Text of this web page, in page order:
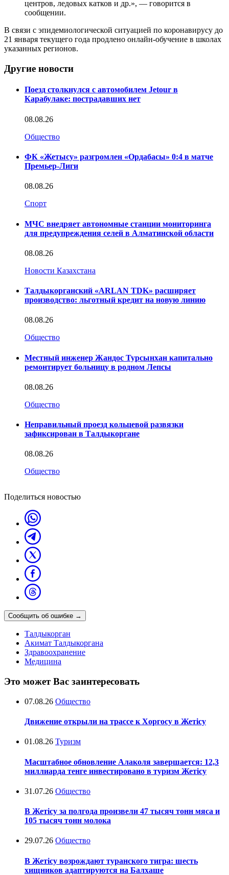
центров, ледовых катков и др.», — говорится в
сообщении.
В связи с эпидемиологической ситуацией по коронавирусу до
21 января текущего года продлено онлайн-обучение в школах
указанных регионов.
Другие новости
Поезд столкнулся с автомобилем Jetour в
Карабулаке: пострадавших нет
08.08.26
Общество
ФК «Жетысу» разгромлен «Ордабасы» 0:4 в матче
Премьер-Лиги
08.08.26
Спорт
МЧС внедряет автономные станции мониторинга
для предупреждения селей в Алматинской области
08.08.26
Новости Казахстана
Талдыкорганский «ARLAN TDK» расширяет
производство: льготный кредит на новую линию
08.08.26
Общество
Местный инженер Жандос Турсынхан капитально
ремонтирует больницу в родном Лепсы
08.08.26
Общество
Неправильный проезд кольцевой развязки
зафиксирован в Талдыкоргане
08.08.26
Общество
Поделиться новостью
Сообщить об ошибке →
Талдыкорган
Акимат Талдыкоргана
Здравоохранение
Медицина
Это может Вас заинтересовать
07.08.26 Общество
Движение открыли на трассе к Хоргосу в Жетісу
01.08.26 Туризм
Масштабное обновление Алаколя завершается: 12,3
миллиарда тенге инвестировано в туризм Жетісу
31.07.26 Общество
В Жетісу за полгода произвели 47 тысяч тонн мяса и
105 тысяч тонн молока
29.07.26 Общество
В Жетісу возрождают туранского тигра: шесть
хищников адаптируются на Балхаше